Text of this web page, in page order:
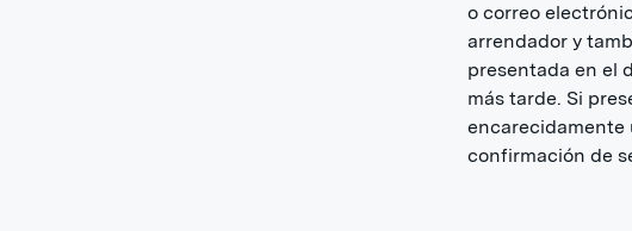
o correo
arrendador y
presentada en el
más tarde. Si
encarecidamente
confirmación de